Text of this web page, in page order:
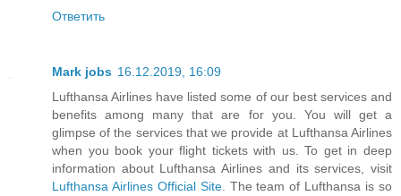
Ответить
Mark jobs 16.12.2019, 16:09
Lufthansa Airlines have listed some of our best services and
benefits among many that are for you. You will get a
glimpse of the services that we provide at Lufthansa Airlines
when you book your flight tickets with us. To get in deep
information about Lufthansa Airlines and its services, visit
Lufthansa Airlines Official Site. The team of Lufthansa is so